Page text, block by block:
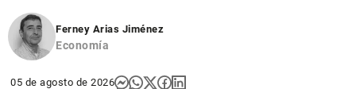
Ferney Arias Jiménez
Economía
05 de agosto de 2026